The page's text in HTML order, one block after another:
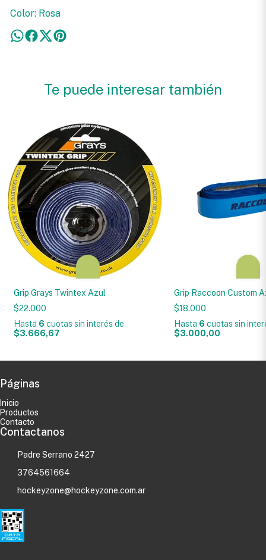
Color: Rosa
Te puede interesar también
Grip Grays Twintex Azul
$22.000
Hasta 6 cuotas sin interés de
$3.666,67
Grip Raccoon Custom
$18.000
Hasta 6 cuotas sin
$3.000,00
Páginas
Inicio
Productos
Contacto
Contactanos
Padre Serrano 2427
3764561664
hockeyzone@hockeyzone.com.ar